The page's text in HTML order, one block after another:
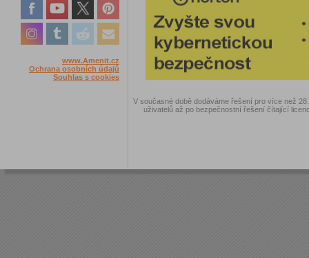
www.Amenit.cz
Ochrana osobních údajů
Souhlas s cookies
V současné době dodáváme řešení pro více než
uživatelů až po bezpečnostní řešení čítající